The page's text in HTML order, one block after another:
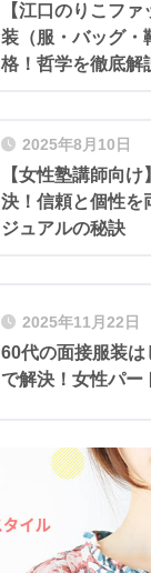
【江口のりこフ
装（服・バッグ・
格！哲学を徹底解
2025年8月10日
【女性塾講師向
決！信頼と個性を
ジュアルの秘訣
2025年11月22日
60代の面接服装は
で解決！女性パー